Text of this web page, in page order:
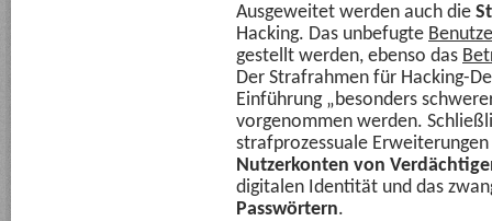
Ausgeweitet werden auch die
Hacking. Das unbefugte
gestellt werden, ebenso das
Der Strafrahmen für Hacking-
Einführung „besonders
vorgenommen werden.
strafprozessuale
Nutzerkonten von
digitalen Identität und das
Passwörtern.